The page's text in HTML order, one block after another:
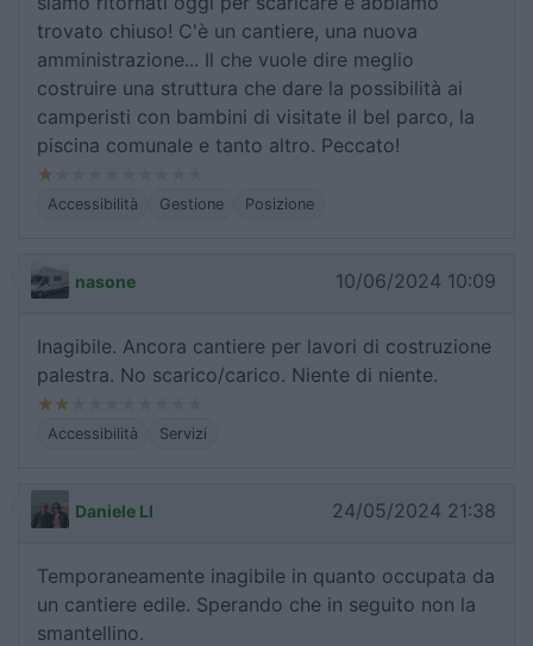
trovato chiuso! C'è un cantiere, una nuova
amministrazione... Il che vuole dire meglio
costruire una struttura che dare la possibilità ai
camperisti con bambini di visitate il bel parco, la
piscina comunale e tanto altro. Peccato!
Accessibilità Gestione Posizione
nasone 10/06/2024 10:09
Inagibile. Ancora cantiere per lavori di costruzione
palestra. No scarico/carico. Niente di niente.
Accessibilità Servizi
Daniele LI 24/05/2024 21:38
Temporaneamente inagibile in quanto occupata da
un cantiere edile. Sperando che in seguito non la
smantellino.